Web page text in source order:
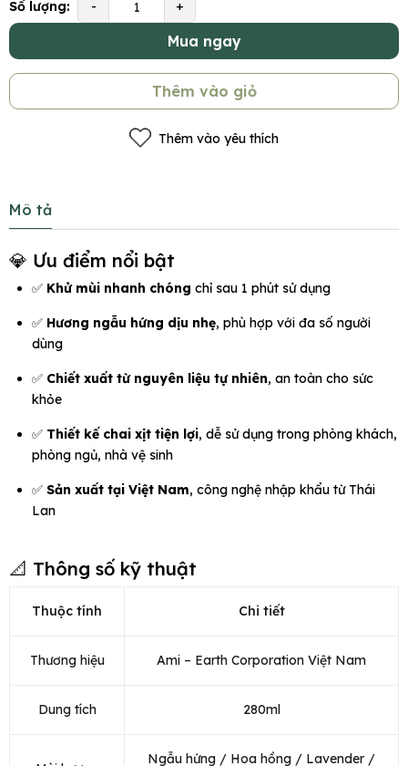
Số lượng: - +
Mua ngay
Thêm vào giỏ
Thêm vào yêu thích
Mô tả
💎 Ưu điểm nổi bật
✅ Khử mùi nhanh chóng chỉ sau 1 phút sử dụng
✅ Hương ngẫu hứng dịu nhẹ, phù hợp với đa số người
dùng
✅ Chiết xuất từ nguyên liệu tự nhiên, an toàn cho sức
khỏe
✅ Thiết kế chai xịt tiện lợi, dễ sử dụng trong phòng khách,
phòng ngủ, nhà vệ sinh
✅ Sản xuất tại Việt Nam, công nghệ nhập khẩu từ Thái
Lan
📐 Thông số kỹ thuật
Thuộc tính Chi tiết
Thương hiệu Ami – Earth Corporation Việt Nam
Dung tích 280ml
Ngẫu hứng / Hoa hồng / Lavender /